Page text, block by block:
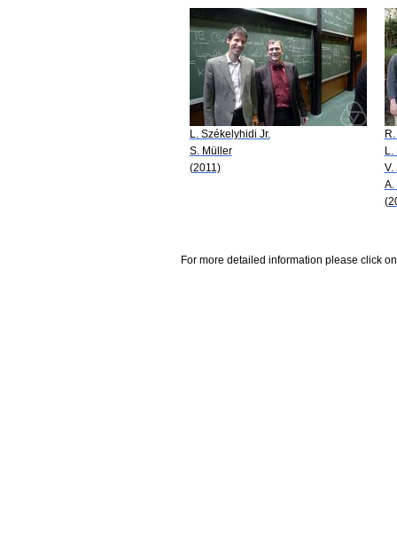
L. Székelyhidi Jr.
S. Müller
(2011)
L.
V.
A.
For more detailed information please click